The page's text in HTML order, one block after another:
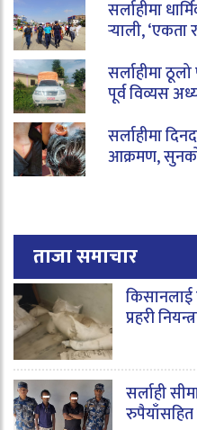
सर्लाहीमा
र्‍याली,
सर्लाहीमा
पूर्व विव्यस
सर्लाहीमा
आक्रमण, सुनको
ताजा समाचार
किसानलाई
प्रहरी
सर्लाही
रुपैयाँसहित